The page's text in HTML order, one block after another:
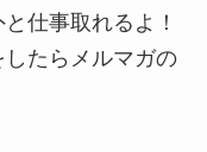
仕事取れるよ！
したらメルマガの